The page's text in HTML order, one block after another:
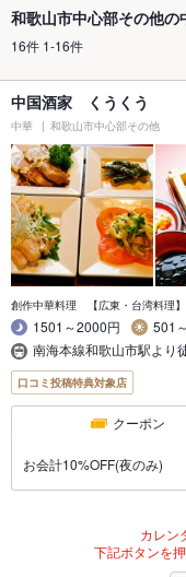
和歌山市中心部その他
16件 1-16件
中国酒家 くうくう
中華 和歌山市中心部その他
創作中華料理 【広東・台湾料理】
1501～2000円
501
南海本線和歌山市駅より
口コミ投稿特典対象店
クーポン
お会計10%OFF(夜のみ)
カレン
下記ボタンを